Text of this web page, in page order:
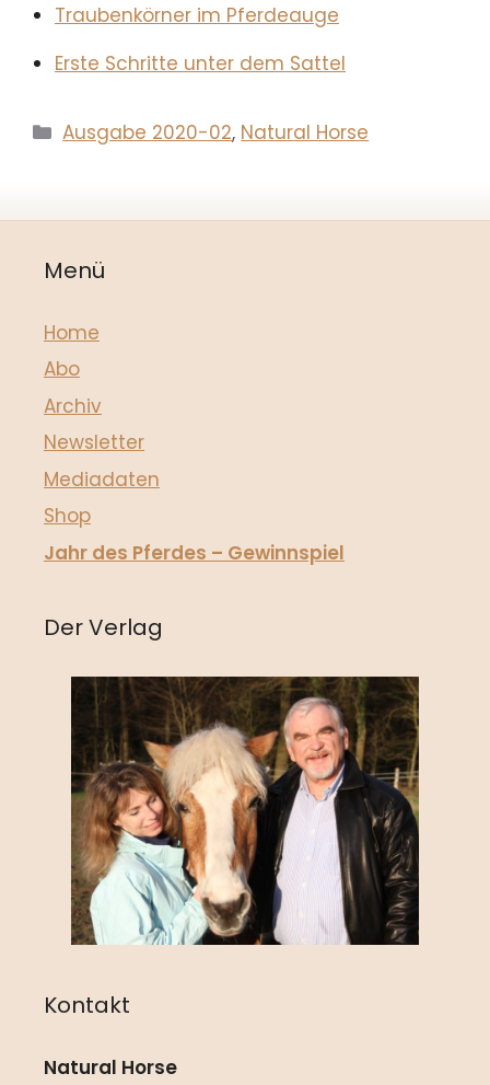
Traubenkörner im Pferdeauge
Erste Schritte unter dem Sattel
Kategorien
Ausgabe 2020-02, Natural Horse
Menü
Home
Abo
Archiv
Newsletter
Mediadaten
Shop
Jahr des Pferdes – Gewinnspiel
Der Verlag
Kontakt
Natural Horse